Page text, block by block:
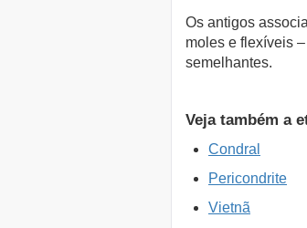
Os antigos
moles e flexíveis
semelhantes.
Veja também a
Condral
Pericondrite
Vietnã